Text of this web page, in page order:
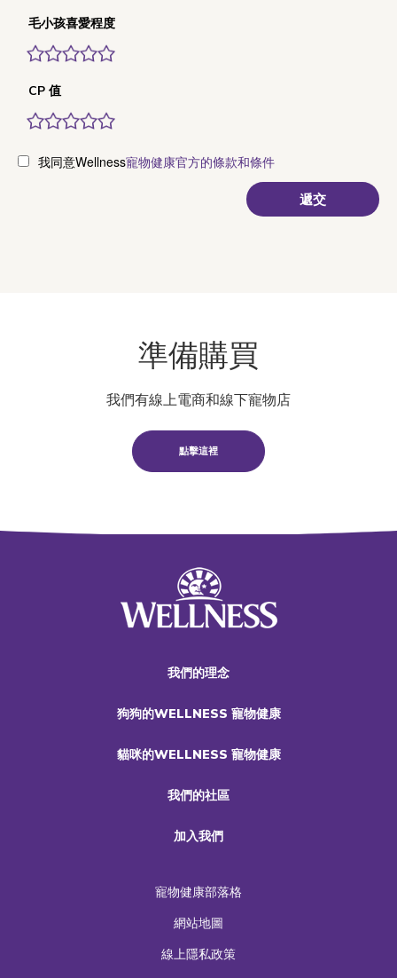
毛小孩喜愛程度
CP 值
我同意Wellness寵物健康官方的條款和條件
準備購買
我們有線上電商和線下寵物店
點擊這裡
我們的理念
狗狗的WELLNESS 寵物健康
貓咪的WELLNESS 寵物健康
我們的社區
加入我們
寵物健康部落格
網站地圖
線上隱私政策